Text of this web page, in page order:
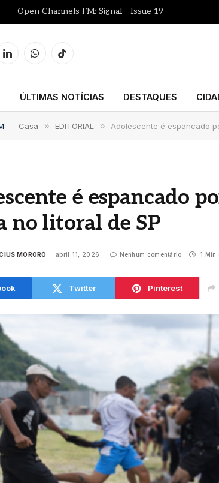
Open Channels FM: Signal – Issue 19
LinkedInWhatsAppTikTok
ÚLTIMAS NOTÍCIAS DESTAQUES
Casa » EDITORIAL » Adolescente é espancado
é espancado
no litoral de SP
MORORÓ abril 11, 2026 Nenhum comentário 1 Min
Twitter Pinterest